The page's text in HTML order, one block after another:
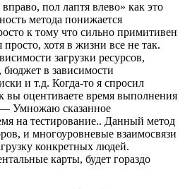
пол лаптя влево» как это
метода понижается
к тому что сильно примитивен
хотя в жизни все не так.
загрузки ресурсов,
бюджет в зависимости
и т.д. Когда-то я спросил
вы оцентиваете время выполнения
— Умножаю сказанное
на тестирование.. Данный метод
и многоуровневые взаимосвязи
конкретных людей.
карты, будет гораздо